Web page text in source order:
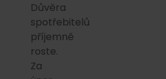
Důvěra
spotřebitelů
příjemně
roste.
Za